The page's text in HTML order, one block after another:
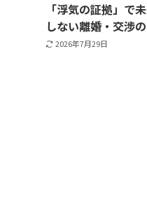
「浮気の証拠」で
しない離婚・交渉
2026年7月29日